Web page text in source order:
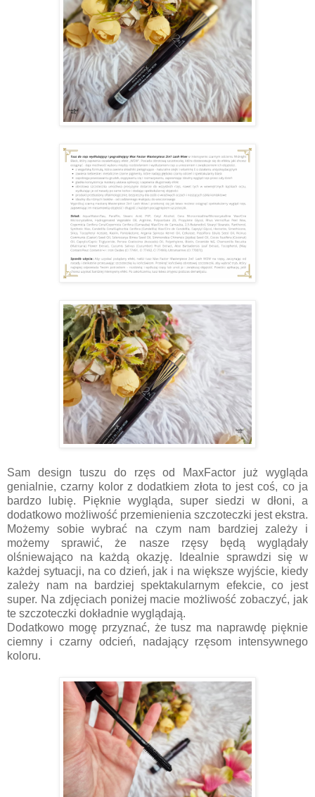
Sam design tuszu do rzęs od MaxFactor już wygląda
genialnie, czarny kolor z dodatkiem złota to jest coś, co ja
bardzo lubię. Pięknie wygląda, super siedzi w dłoni, a
dodatkowo możliwość przemienienia szczoteczki jest ekstra.
Możemy sobie wybrać na czym nam bardziej zależy i
możemy sprawić, że nasze rzęsy będą wyglądały
olśniewająco na każdą okazję. Idealnie sprawdzi się w
każdej sytuacji, na co dzień, jak i na większe wyjście, kiedy
zależy nam na bardziej spektakularnym efekcie, co jest
super. Na zdjęciach poniżej macie możliwość zobaczyć, jak
te szczoteczki dokładnie wyglądają.
Dodatkowo mogę przyznać, że tusz ma naprawdę pięknie
ciemny i czarny odcień, nadający rzęsom intensywnego
koloru.